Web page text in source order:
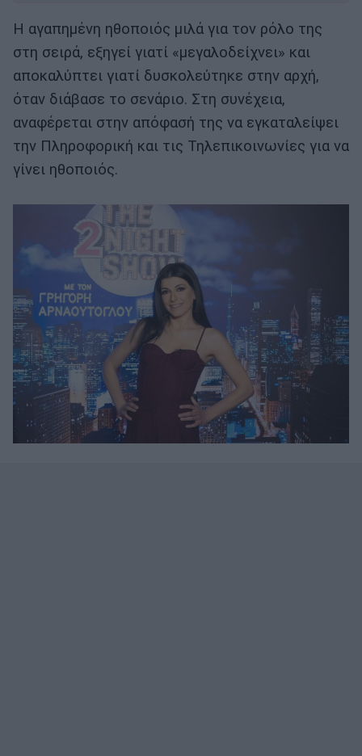
Η αγαπημένη ηθοποιός μιλά για τον ρόλο της
στη σειρά, εξηγεί γιατί «μεγαλοδείχνει» και
αποκαλύπτει γιατί δυσκολεύτηκε στην αρχή,
όταν διάβασε το σενάριο. Στη συνέχεια,
αναφέρεται στην απόφασή της να εγκαταλείψει
την Πληροφορική και τις Τηλεπικοινωνίες για να
γίνει ηθοποιός.